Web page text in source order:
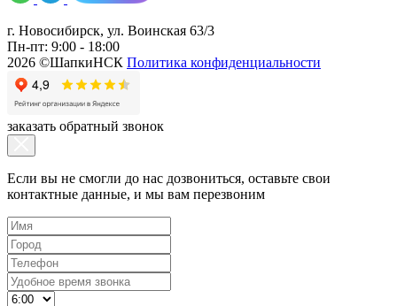
г. Новосибирск, ул. Воинская 63/3
Пн-пт: 9:00 - 18:00
2026 ©ШапкиНСК Политика конфиденциальности
заказать обратный звонок
Если вы не смогли до нас дозвониться, оставьте свои
контактные данные, и мы вам перезвоним